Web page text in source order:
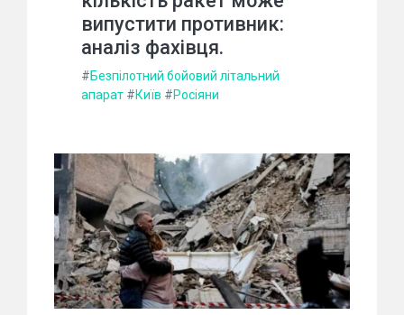
випустити противник:
аналіз фахівця.
#Безпілотний бойовий літальний
апарат #Київ #Росіяни